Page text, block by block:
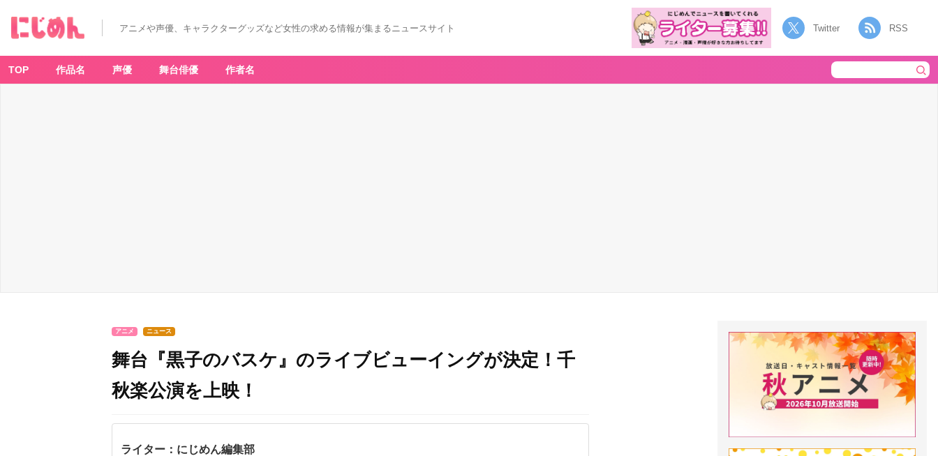
アニメや声優、キャラクターグッズなど女性の求める情報が集まるニュースサイト Twitter RSS
TOP 作品名 声優 舞台俳優 作者名
アニメ ニュース
舞台『黒子のバスケ』のライブビューイングが決定！千
秋楽公演を上映！
ライター：にじめん編集部